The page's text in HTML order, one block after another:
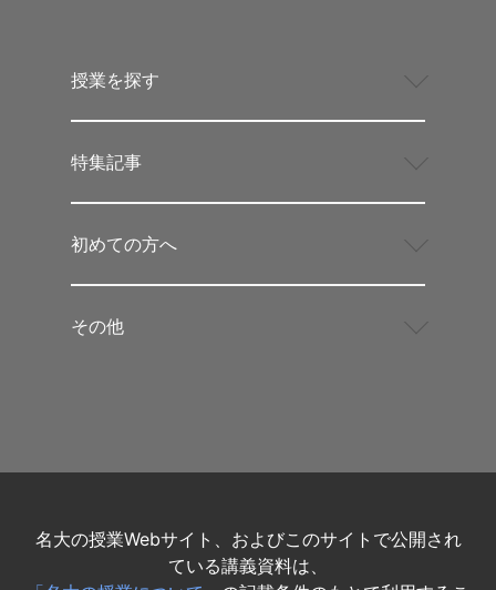
授業を探す
特集記事
初めての方へ
その他
名大の授業Webサイト、およびこのサイトで公開され
ている講義資料は、